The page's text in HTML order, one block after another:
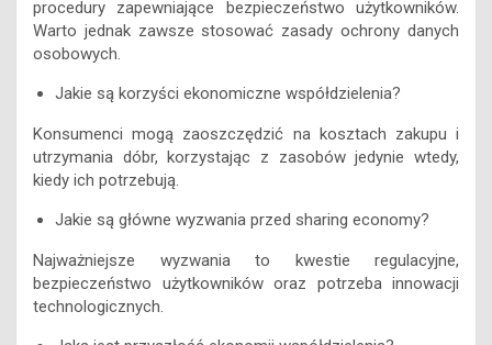
procedury zapewniające bezpieczeństwo użytkowników.
Warto jednak zawsze stosować zasady ochrony danych
osobowych.
Jakie są korzyści ekonomiczne współdzielenia?
Konsumenci mogą zaoszczędzić na kosztach zakupu i
utrzymania dóbr, korzystając z zasobów jedynie wtedy,
kiedy ich potrzebują.
Jakie są główne wyzwania przed sharing economy?
Najważniejsze wyzwania to kwestie regulacyjne,
bezpieczeństwo użytkowników oraz potrzeba innowacji
technologicznych.